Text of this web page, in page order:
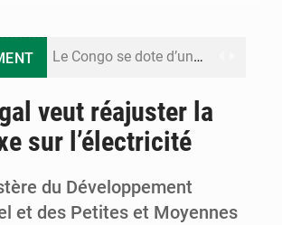
Le Congo se dote d’un programme national pour valoriser les produits forestiers non ligneux
Congo-Électricité : la BAD renforce son appui pour accélérer les investissements
Compétitions africaines : la CAF ferme la porte à l’AC Léopards et à l’AS Otohô
veut réajuster la
sur l’électricité
du Développement
et des Petites et Moyennes